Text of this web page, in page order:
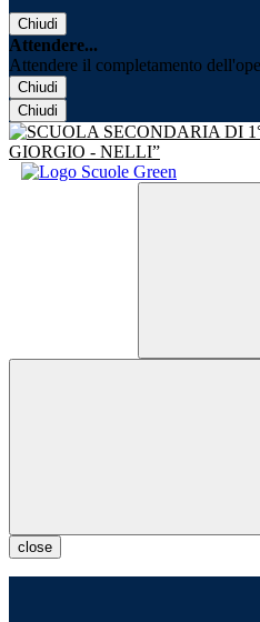
Chiudi
Attendere...
Attendere il completamento
Chiudi
Chiudi
close